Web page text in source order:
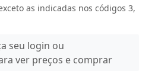
as indicadas nos códigos 3,
seu login ou
ver preços e comprar